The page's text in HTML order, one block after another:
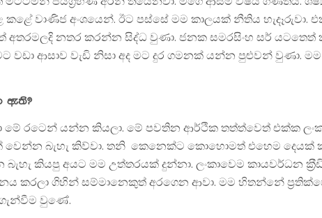
වාණිජ අංශයෙන්. ඊට පස්සේ මම කාලයක් නීතිය හැදෑරුවා.
නතර කරන්න සිද්ධ වුණා. ජනක සමරසිංහ සර් යටතෙත්
වඩා ආසාව වැඩි නිසා අද මට දුර ගමනක් යන්න පුළුවන් වුණා. මම
ඇති?
රටෙන් යන්න කියලා. මේ පවතින ආර්ථික තත්ත්වෙත් එක්ක
වෙන්න බැහැ කිව්වා. තනි කෙනෙක්ට කොහොමත් එහෙම දෙයක්
බැහැ කියපු අයට මම උත්තරයක් දුන්නා. ලංකාවෙම කායවර්ධන
කරලා ගිහින් සම්මානෙකුත් අරගෙන ආවා. මම හිතන්නේ
වුණේ.